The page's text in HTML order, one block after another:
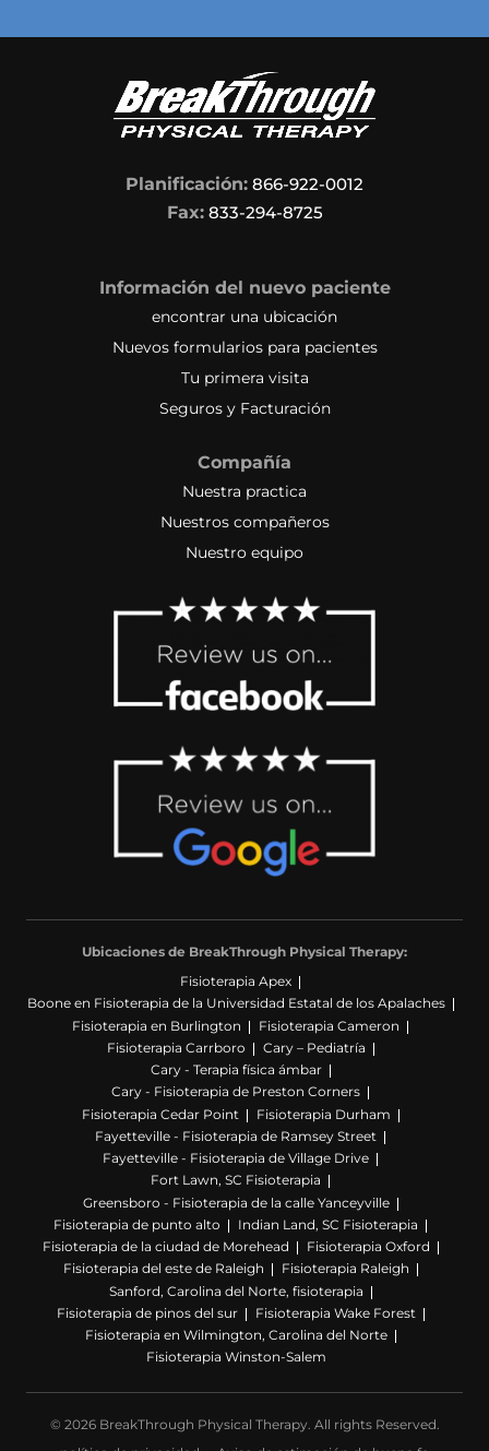
Planificación: 866-922-0012
Fax:833-294-8725
Información del nuevo paciente
encontrar una ubicación
Nuevos formularios para pacientes
Tu primera visita
Seguros y Facturación
Compañía
Nuestra practica
Nuestros compañeros
Nuestro equipo
Ubicaciones de BreakThrough Physical Therapy:
Fisioterapia Apex
Boone en Fisioterapia de la Universidad Estatal de los Apalaches
Fisioterapia en Burlington
Fisioterapia Cameron
Fisioterapia Carrboro
Cary – Pediatría
Cary - Terapia física ámbar
Cary - Fisioterapia de Preston Corners
Fisioterapia Cedar Point
Fisioterapia Durham
Fayetteville - Fisioterapia de Ramsey Street
Fayetteville - Fisioterapia de Village Drive
Fort Lawn, SC Fisioterapia
Greensboro - Fisioterapia de la calle Yanceyville
Fisioterapia de punto alto
Indian Land, SC Fisioterapia
Fisioterapia de la ciudad de Morehead
Fisioterapia Oxford
Fisioterapia del este de Raleigh
Fisioterapia Raleigh
Sanford, Carolina del Norte, fisioterapia
Fisioterapia de pinos del sur
Fisioterapia Wake Forest
Fisioterapia en Wilmington, Carolina del Norte
Fisioterapia Winston-Salem
© 2026 BreakThrough Physical Therapy. All rights Reserved.